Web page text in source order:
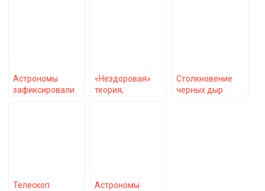
Астрономы
зафиксировали
«Нездоровая»
теория,
Столкновение
черных дыр
Телескоп
Астрономы